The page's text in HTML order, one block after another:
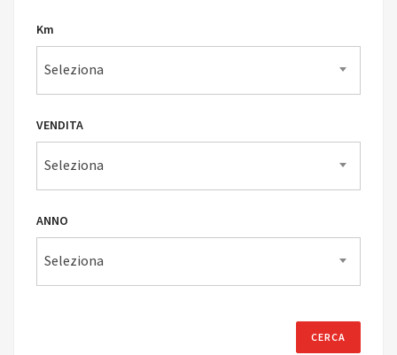
Km
Seleziona
VENDITA
Seleziona
ANNO
Seleziona